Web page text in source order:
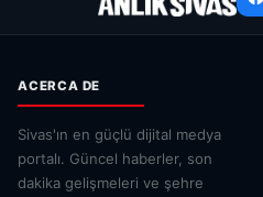
ACERCA DE
Sivas'ın en güçlü dijital medya
portalı. Güncel haberler, son
dakika gelişmeleri ve şehre